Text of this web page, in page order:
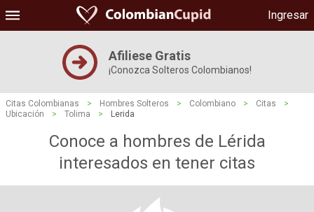
Ingresar
Afiliese Gratis
¡Conozca Solteros Colombianos!
Citas Colombianas > Hombres Solteros > Colombiano > Citas
>
Ubicación
> Tolima > Lerida
Conoce a hombres de Lérida
interesados ​​en tener citas